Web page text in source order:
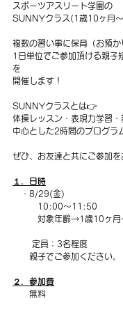
スポーツアスリート学園の
SUNNYクラス(1歳10ヶ月
複数の習い事に保育（お預
1日単位でご参加頂ける親子
を
開催します！
SUNNYクラスとは👉
体操レッスン・表現力学習
中心とした2時間のプログラ
ぜひ、お友達と共にご参加を
１．日時
・8/29(金)
10:00〜11:50
対象年齢→1歳10ヶ月
       定員：3名程度
親子でご参加ください。
２．参加費
無料